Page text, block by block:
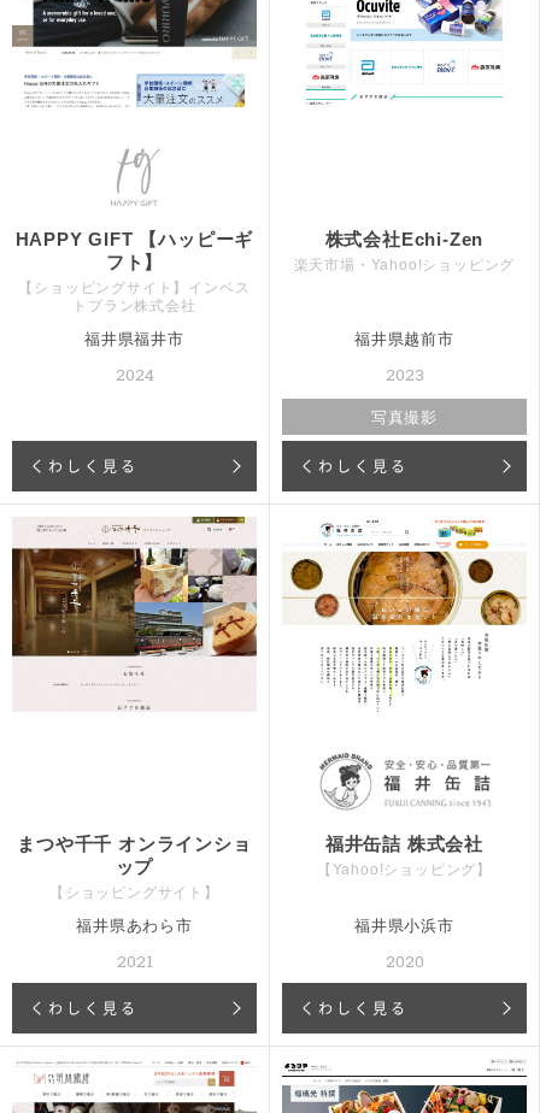
HAPPY GIFT 【ハッピーギ
フト】
【ショッピングサイト】インベス
トプラン株式会社
福井県福井市
2024
くわしく見る
株式会社Echi-Zen
楽天市場・Yahoo!ショッピング
福井県越前市
2023
写真撮影
くわしく見る
まつや千千 オンラインショ
ップ
【ショッピングサイト】
福井県あわら市
2021
くわしく見る
福井缶詰 株式会社
【Yahoo!ショッピング】
福井県小浜市
2020
くわしく見る